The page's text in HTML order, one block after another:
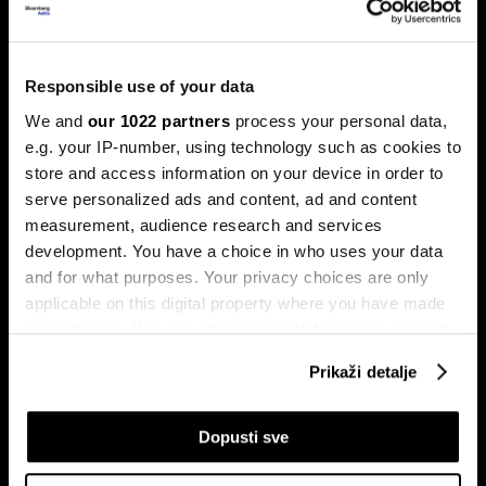
Responsible use of your data
We and our 1022 partners process your personal data,
e.g. your IP-number, using technology such as cookies to
store and access information on your device in order to
serve personalized ads and content, ad and content
measurement, audience research and services
development. You have a choice in who uses your data
and for what purposes. Your privacy choices are only
applicable on this digital property where you have made
your choices. You can change or withdraw your consent
If you allow, we would also like to:
Collect information about your geographical
Prikaži detalje
Dopusti sve
ulagača kao najveći neprijatelj
Povijesni podaci pokazuju da su lipanj i srpanj mjeseci s
najmanjom volatilnošću na burzama.
Globalne berze tresu rizici,